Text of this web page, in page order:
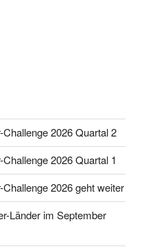
2026 Quartal 2
2026 Quartal 1
2026 geht weiter
Länder im September